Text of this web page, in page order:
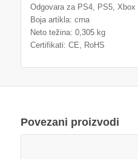
Odgovara za PS4, PS5, Xbox
Boja artikla: crna
Neto težina: 0,305 kg
Certifikati: CE, RoHS
Povezani proizvodi